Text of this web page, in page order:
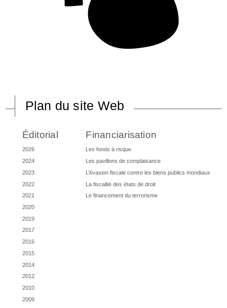
Plan du site Web
Éditorial
2026
2024
2023
2022
2021
2020
2019
2017
2016
2015
2014
2012
2010
2009
Financiarisation
Les fonds à risque
Les pavillons de complaisance
L’évasion fiscale contre les biens publics mondiaux
La fiscalité des états de droit
Le financement du terrorisme